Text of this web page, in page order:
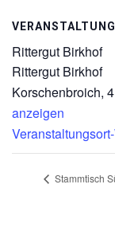
Rittergut Birkhof
Rittergut Birkhof
Korschenbroich,
anzeigen
Stammtisch